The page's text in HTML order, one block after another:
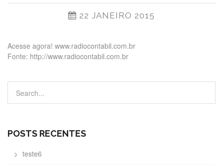
22 JANEIRO 2015
Acesse agora! www.radiocontabil.com.br
Fonte: http://www.radiocontabil.com.br
POSTS RECENTES
teste6